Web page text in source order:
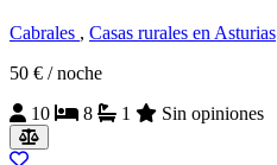
Cabrales , Casas rurales en Asturias
50 € / noche
10
8 1 Sin opiniones